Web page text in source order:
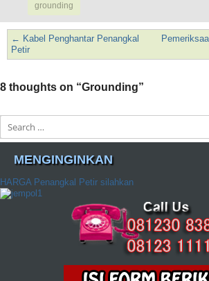
grounding
Post navigation
← Kabel Penghantar Penangkal
Petir
8 thoughts on “Grounding”
MENGINGINKAN
HARGA Penangkal Petir silahkan